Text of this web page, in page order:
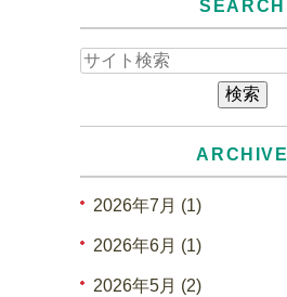
SEARCH
ARCHIVE
2026年7月 (1)
2026年6月 (1)
2026年5月 (2)